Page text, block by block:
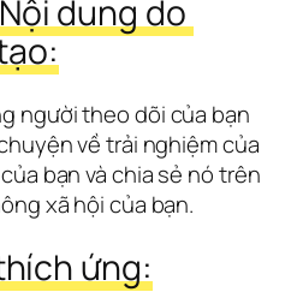
dung do
người theo dõi của bạn
về trải nghiệm của
bạn và chia sẻ nó trên
xã hội của bạn.
ứng: